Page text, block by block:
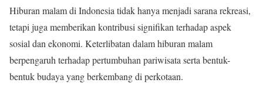
Hiburan malam di Indonesia tidak hanya menjadi sarana rekreasi,
tetapi juga memberikan kontribusi signifikan terhadap aspek
sosial dan ekonomi. Keterlibatan dalam hiburan malam
berpengaruh terhadap pertumbuhan pariwisata serta bentuk-
bentuk budaya yang berkembang di perkotaan.